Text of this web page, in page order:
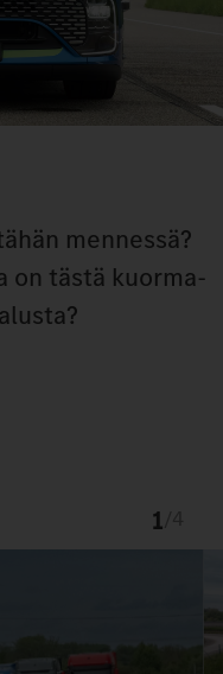
mennessä?
on tästä kuorma-
1